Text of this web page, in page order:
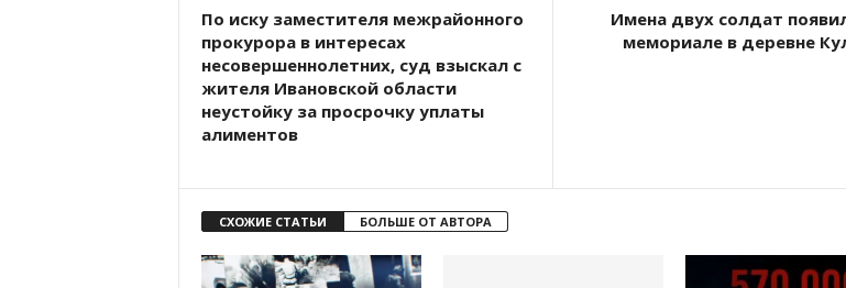
По иску заместителя межрайонного
прокурора в интересах
несовершеннолетних, суд взыскал с
жителя Ивановской области
неустойку за просрочку уплаты
алиментов
Имена двух солдат
мемориале в деревне
СХОЖИЕ СТАТЬИ БОЛЬШЕ ОТ АВТОРА